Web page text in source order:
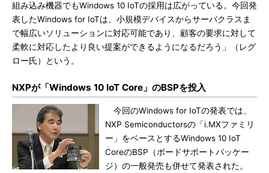
組み込み機器でもWindows 10 IoTの採用は広がっている。今回発
表したWindows for IoTは、小規模デバイスからサーバクラスま
で幅広いソリューションに対応可能であり、顧客の要求に対して
柔軟に対応したより良い提案ができるようになるだろう」（レグ
ロー氏）という。
NXPが「Windows 10 IoT Core」のBSPを投入
今回のWindows for IoTの発表では、
NXP Semiconductorsの「i.MXファミリ
ー」をベースとするWindows 10 IoT
CoreのBSP（ボードサポートパッケー
ジ）の一般発売も併せて発表された。